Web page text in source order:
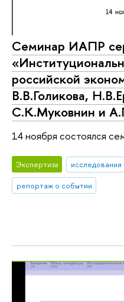
Семинар ИАПР
российской
В.В.Голикова,
С.К.Муковнин и
14 ноября состоялся
Экспертиза
исследования
репортаж о событии